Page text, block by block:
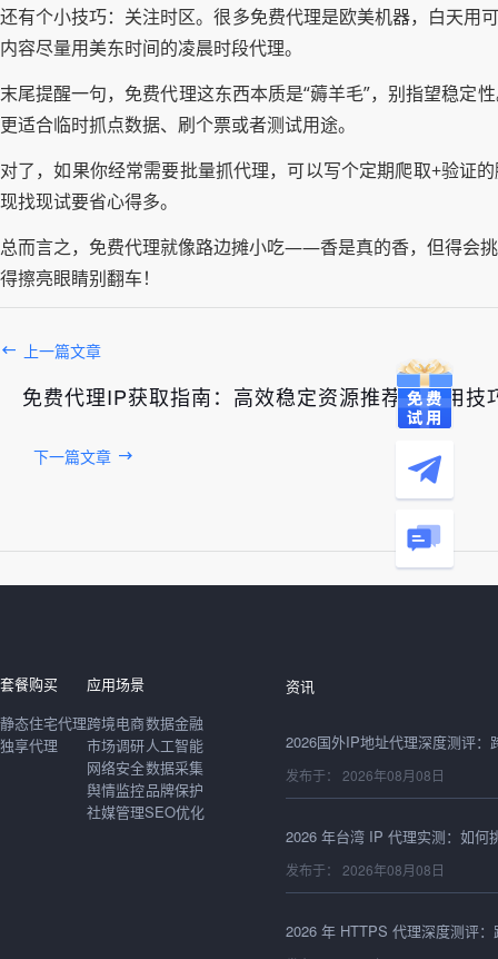
还有个小技巧：关注时区。很多免费代理是欧美机器，白天用
内容尽量用美东时间的凌晨时段代理。
末尾提醒一句，免费代理这东西本质是“薅羊毛”，别指望稳定
更适合临时抓点数据、刷个票或者测试用途。
对了，如果你经常需要批量抓代理，可以写个定期爬取+验证
现找现试要省心得多。
总而言之，免费代理就像路边摊小吃——香是真的香，但得会
得擦亮眼睛别翻车！
上一篇文章
免费代理IP获取指南：高效稳定资源推荐与使用技
下一篇文章
套餐购买
静态住宅代理
独享代理
应用场景
跨境电商
市场调研
网络安全
舆情监控
社媒管理
数据金融
人工智能
数据采集
品牌保护
SEO优化
资讯
发布于： 2026年08月08日
发布于： 2026年08月08日
发布于： 2026年08月08日